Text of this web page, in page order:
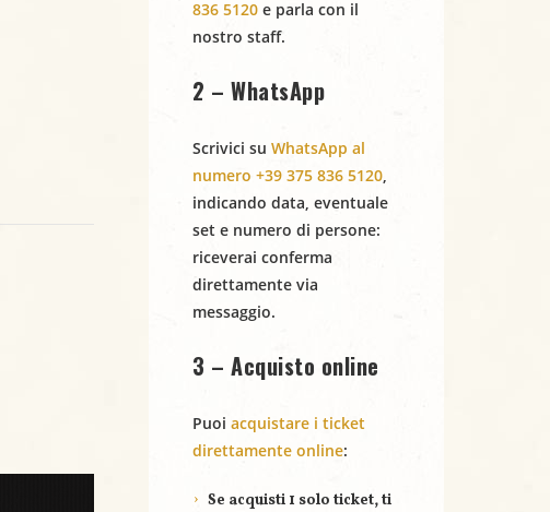
836 5120 e parla con il
nostro staff.
2 – WhatsApp
Scrivici su WhatsApp al
numero +39 375 836 5120,
indicando data, eventuale
set e numero di persone:
riceverai conferma
direttamente via
messaggio.
3 – Acquisto online
Puoi acquistare i ticket
direttamente online:
Se acquisti 1 solo ticket, ti